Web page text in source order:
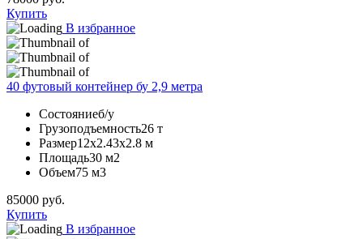
Купить
В избранное
40 футовый контейнер бу 2,9 метра
Состояниеб/у
Грузоподъемность26 т
Размер12х2.43х2.8 м
Площадь30 м2
Объем75 м3
85000 руб.
Купить
В избранное